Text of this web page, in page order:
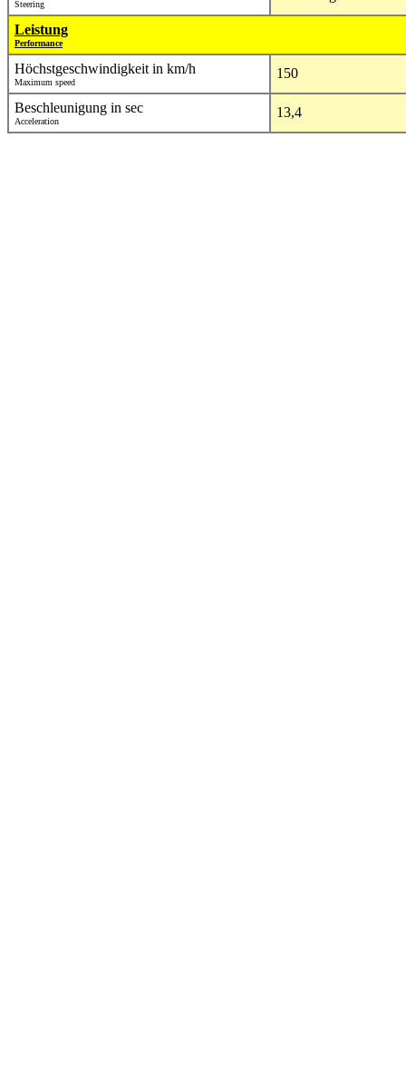
Steering
Leistung
Performance
Höchstgeschwindigkeit in km/h
Maximum speed
150
Beschleunigung in sec
Acceleration
13,4